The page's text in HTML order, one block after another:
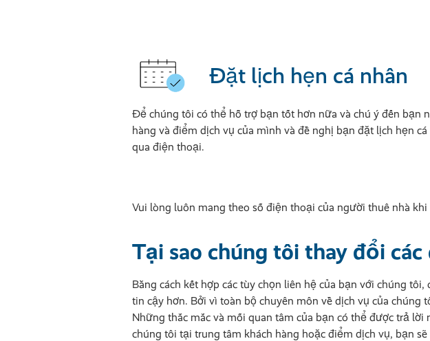
Đặt lịch hẹn cá nhân
Để chúng tôi có thể hỗ trợ bạn tốt hơn nữa và chú ý đến bạn
hàng và điểm dịch vụ của mình và đề nghị bạn đặt lịch hẹn
qua điện thoại.
Vui lòng luôn mang theo số điện thoại của người thuê nhà
Tại sao chúng tôi thay đổi
Bằng cách kết hợp các tùy chọn liên hệ của bạn với chúng
tin cậy hơn. Bởi vì toàn bộ chuyên môn về dịch vụ của chúng
Những thắc mắc và mối quan tâm của bạn có thể được trả
chúng tôi tại trung tâm khách hàng hoặc điểm dịch vụ, bạn